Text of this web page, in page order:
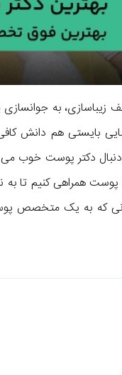
به جوانسازی
بایستی هم دانش
دکتر پوست خوب می
همراهی کنیم تا به
که به یک متخصص